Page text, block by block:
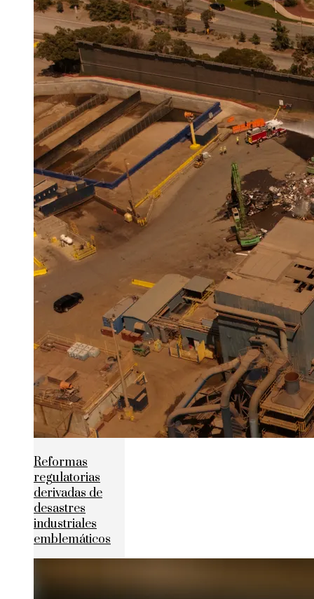
Reformas
regulatorias
derivadas de
desastres
industriales
emblemáticos